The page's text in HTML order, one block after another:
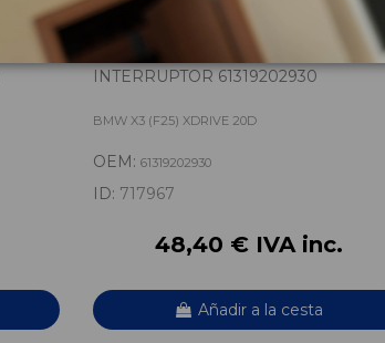
INTERRUPTOR 61319202930
BMW X3 (F25) XDRIVE 20D
OEM: 61319202930
ID: 717967
48,40 € IVA inc.
Añadir a la cesta